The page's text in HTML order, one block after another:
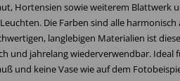
Hortensien sowie weiterem Blattwerk
Die Farben sind alle
langlebigen Materialien ist
und jahrelang wiederverwendbar. Ideal
und keine Vase wie auf dem